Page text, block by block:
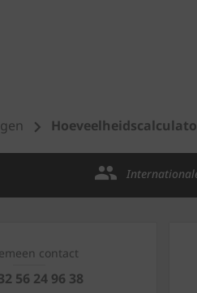
contact
56 24 96 38